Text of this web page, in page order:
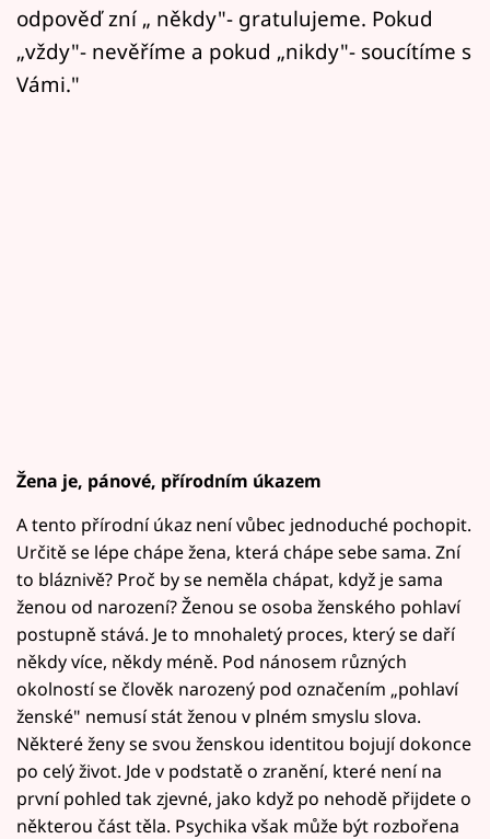
Mámy sobě
Přihlášení
odpověď zní „ někdy"- gratulujeme. Pokud
„vždy"- nevěříme a pokud „nikdy"- soucítíme s
Vámi."
Žena je, pánové, přírodním úkazem
A tento přírodní úkaz není vůbec jednoduché pochopit.
Určitě se lépe chápe žena, která chápe sebe sama. Zní
to bláznivě? Proč by se neměla chápat, když je sama
ženou od narození? Ženou se osoba ženského pohlaví
postupně stává. Je to mnohaletý proces, který se daří
někdy více, někdy méně. Pod nánosem různých
okolností se člověk narozený pod označením „pohlaví
ženské" nemusí stát ženou v plném smyslu slova.
Některé ženy se svou ženskou identitou bojují dokonce
po celý život. Jde v podstatě o zranění, které není na
první pohled tak zjevné, jako když po nehodě přijdete o
některou část těla. Psychika však může být rozbořena